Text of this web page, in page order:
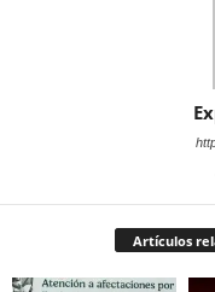
Artículos